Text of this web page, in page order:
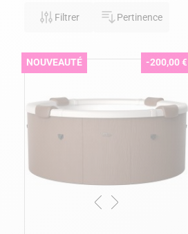
Filtrer Pertinence
NOUVEAUTÉ -200,00 €